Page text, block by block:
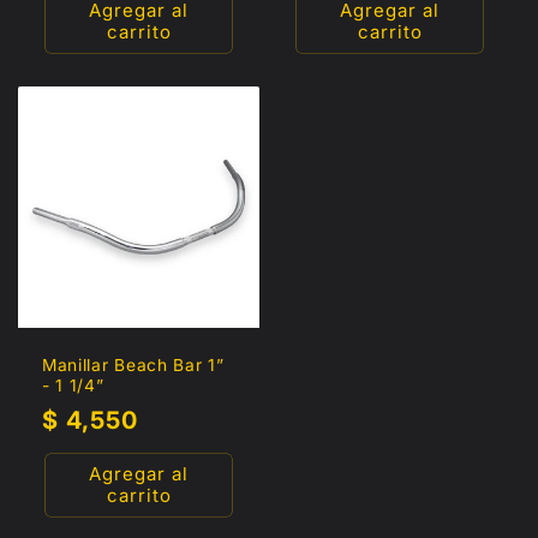
Agregar al
carrito
Agregar al
carrito
Manillar Beach Bar 1”
- 1 1/4”
Precio
habitual
$ 4,550
Agregar al
carrito